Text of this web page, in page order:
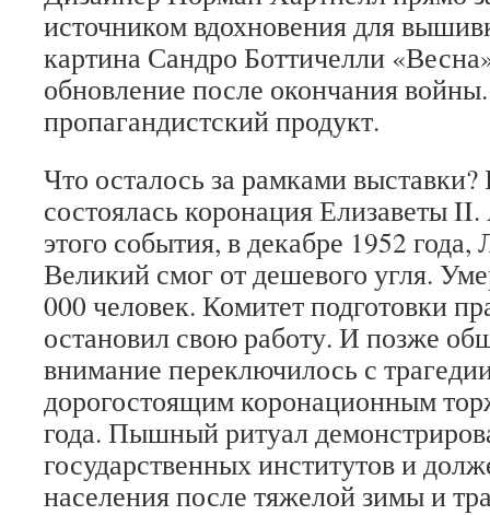
источником вдохновения для
картина Сандро Боттичелли
обновление после окончания
пропагандистский продукт.
Что осталось за рамками
состоялась коронация Елизаветы
этого события, в декабре 1952
Великий смог от дешевого угля.
000 человек. Комитет подготовки
остановил свою работу. И позже
внимание переключилось с
дорогостоящим коронационным
года. Пышный ритуал
государственных институтов и
населения после тяжелой зимы и